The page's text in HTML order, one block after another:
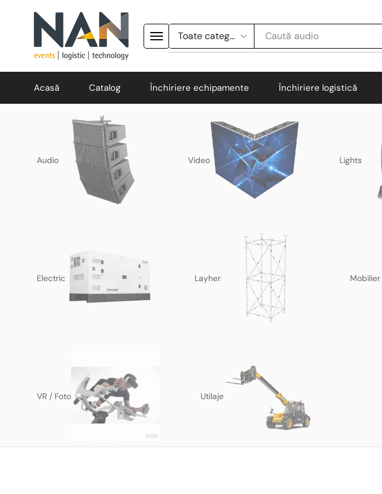
Caută audio
Acasă Catalog Închiriere echipamente Închiriere logistică
Audio Video Lights
Electric Layher Mobilier
VR / Foto Utilaje